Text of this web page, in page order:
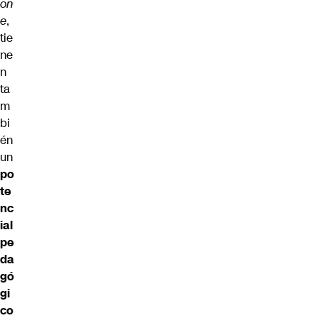
on
e,
tie
ne
n
ta
m
bi
én
un
po
te
nc
ial
pe
da
gó
gi
co